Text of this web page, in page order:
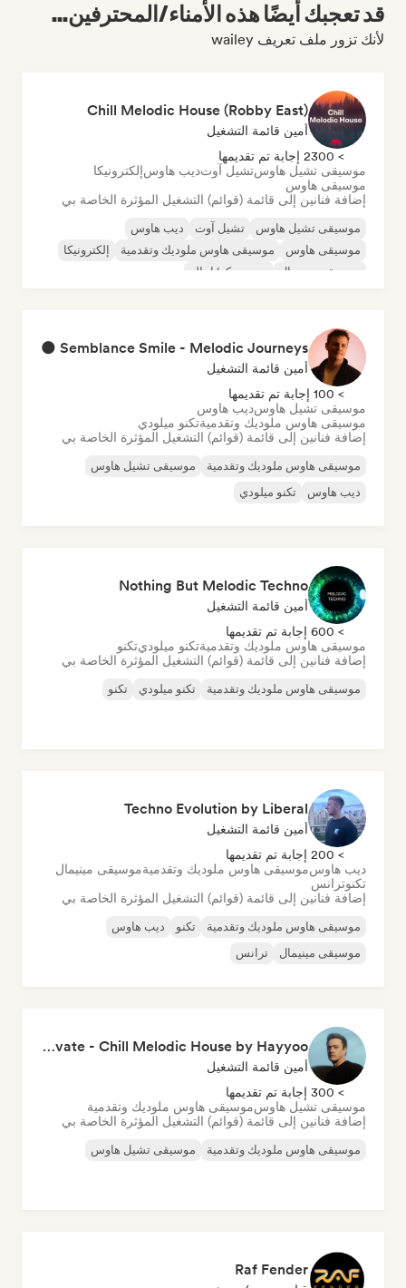
قد تعجبك أيضًا هذه الأمناء/المحترفين...
لأنك تزور ملف تعريف wailey
Chill Melodic House (Robby East)
أمين قائمة التشغيل
> 2300 إجابة تم تقديمها
موسيقى تشيل هاوستشيل آوتديب هاوسإلكترونيكا
موسيقى هاوس
إضافة فنانين إلى قائمة (قوائم) التشغيل المؤثرة الخاصة بي
موسيقى تشيل هاوس تشيل آوت
ديب هاوس
موسيقى هاوس
موسيقى هاوس ملوديك وتقدمية
إلكترونيكا
موسيقى مينيمال
نيو ديسكو/إيتالو
Semblance Smile - Melodic Journeys 🌑
أمين قائمة التشغيل
> 100 إجابة تم تقديمها
موسيقى تشيل هاوسديب هاوس
موسيقى هاوس ملوديك وتقدميةتكنو ميلودي
إضافة فنانين إلى قائمة (قوائم) التشغيل المؤثرة الخاصة بي
موسيقى هاوس ملوديك وتقدمية
موسيقى تشيل هاوس
ديب هاوس
تكنو ميلودي
Nothing But Melodic Techno
أمين قائمة التشغيل
> 600 إجابة تم تقديمها
موسيقى هاوس ملوديك وتقدميةتكنو ميلوديتكنو
إضافة فنانين إلى قائمة (قوائم) التشغيل المؤثرة الخاصة بي
موسيقى هاوس ملوديك وتقدمية تكنو ميلودي تكنو
Techno Evolution by Liberal
أمين قائمة التشغيل
> 200 إجابة تم تقديمها
ديب هاوسموسيقى هاوس ملوديك وتقدميةموسيقى مينيمال
تكنوترانس
إضافة فنانين إلى قائمة (قوائم) التشغيل المؤثرة الخاصة بي
موسيقى هاوس ملوديك وتقدمية تكنو
ديب هاوس
موسيقى مينيمال
ترانس
Elevate - Chill Melodic House by Hayyoo
أمين قائمة التشغيل
> 300 إجابة تم تقديمها
موسيقى تشيل هاوسموسيقى هاوس ملوديك وتقدمية
إضافة فنانين إلى قائمة (قوائم) التشغيل المؤثرة الخاصة بي
موسيقى هاوس ملوديك وتقدمية موسيقى تشيل هاوس
Raf Fender